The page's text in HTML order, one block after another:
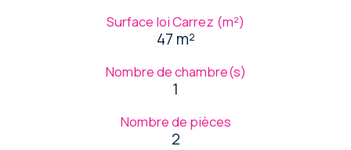
Surface loi Carrez (m²)
47 m²
Nombre de chambre(s)
1
Nombre de pièces
2